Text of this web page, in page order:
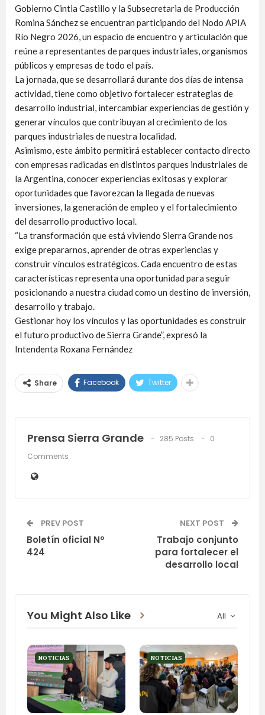
Gobierno Cintia Castillo y la Subsecretaria de Producción
Romina Sánchez se encuentran participando del Nodo APIA
Río Negro 2026, un espacio de encuentro y articulación que
reúne a representantes de parques industriales, organismos
públicos y empresas de todo el país.
La jornada, que se desarrollará durante dos días de intensa
actividad, tiene como objetivo fortalecer estrategias de
desarrollo industrial, intercambiar experiencias de gestión y
generar vínculos que contribuyan al crecimiento de los
parques industriales de nuestra localidad.
Asimismo, este ámbito permitirá establecer contacto directo
con empresas radicadas en distintos parques industriales de
la Argentina, conocer experiencias exitosas y explorar
oportunidades que favorezcan la llegada de nuevas
inversiones, la generación de empleo y el fortalecimiento
del desarrollo productivo local.
“La transformación que está viviendo Sierra Grande nos
exige prepararnos, aprender de otras experiencias y
construir vínculos estratégicos. Cada encuentro de estas
características representa una oportunidad para seguir
posicionando a nuestra ciudad como un destino de inversión,
desarrollo y trabajo.
Gestionar hoy los vínculos y las oportunidades es construir
el futuro productivo de Sierra Grande”, expresó la
Intendenta Roxana Fernández
Share Facebook Twitter
Prensa Sierra Grande 285 Posts
0
Comments
PREV POST
Boletín oficial Nº
424
NEXT POST
Trabajo conjunto
para fortalecer el
desarrollo local
All
You Might Also Like
NOTICIAS NOTICIAS